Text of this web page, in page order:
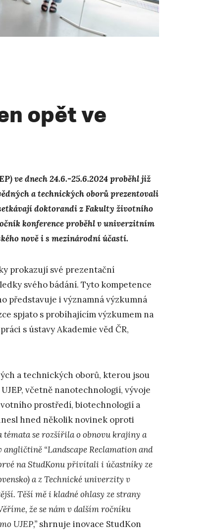
opět ve
ve dnech 24.6.-25.6.2024 proběhl již
a technických oborů prezentovali
doktorandi z Fakulty životního
konference proběhl v univerzitním
nově i s mezinárodní účastí.
prokazují své prezentační
svého bádání. Tyto kompetence
představuje i významná výzkumná
spjato s probíhajícím výzkumem na
s ústavy Akademie věd ČR,
a technických oborů, kterou jsou
včetně nanotechnologií, vývoje
prostředí, biotechnologií a
hned několik novinek oproti
témata se rozšířila o obnovu krajiny a
“Landscape Reclamation and
na StudKonu přivítali i účastníky ze
a z Technické univerzity v
Těší mě i kladné ohlasy ze strany
že se nám v dalším ročníku
UJEP,” shrnuje inovace StudKon